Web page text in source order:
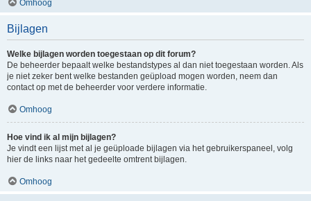
Omhoog
Bijlagen
Welke bijlagen worden toegestaan op dit forum?
De beheerder bepaalt welke bestandstypes al dan niet toegestaan worden. Als
je niet zeker bent welke bestanden geüpload mogen worden, neem dan
contact op met de beheerder voor verdere informatie.
Omhoog
Hoe vind ik al mijn bijlagen?
Je vindt een lijst met al je geüploade bijlagen via het gebruikerspaneel, volg
hier de links naar het gedeelte omtrent bijlagen.
Omhoog